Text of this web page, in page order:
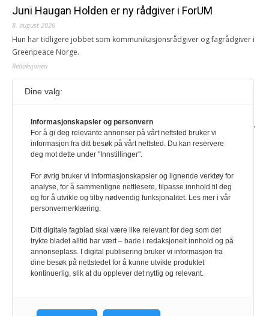
Juni Haugan Holden er ny rådgiver i ForUM
8. august 2026
Hun har tidligere jobbet som kommunikasjonsrådgiver og fagrådgiver i
Greenpeace Norge.
Redaksjonen
Journalist fra Vietnam idømt 7 års fengsel
Kommunistpartiet i Vietnam har total kontroll over alle offisielle medier,
aviser, TV- og radiokanaler. For å lese denne må du ha abonnement
Logg inn her Ny abonnent? Velg Årsabonnement, Månedsabonnement
og bedrifter.
Redaksjonen
Dine valg:
Informasjonskapsler og personvern
For å gi deg relevante annonser på vårt nettsted bruker vi
informasjon fra ditt besøk på vårt nettsted. Du kan reservere
deg mot dette under "Innstillinger".
For øvrig bruker vi informasjonskapsler og lignende verktøy for
analyse, for å sammenligne nettlesere, tilpasse innhold til deg
og for å utvikle og tilby nødvendig funksjonalitet. Les mer i vår
personvernerklæring.
Ditt digitale fagblad skal være like relevant for deg som det
trykte bladet alltid har vært – bade i redaksjonelt innhold og på
annonseplass. I digital publisering bruker vi informasjon fra
dine besøk på nettstedet for å kunne utvikle produktet
kontinuerlig, slik at du opplever det nyttig og relevant.